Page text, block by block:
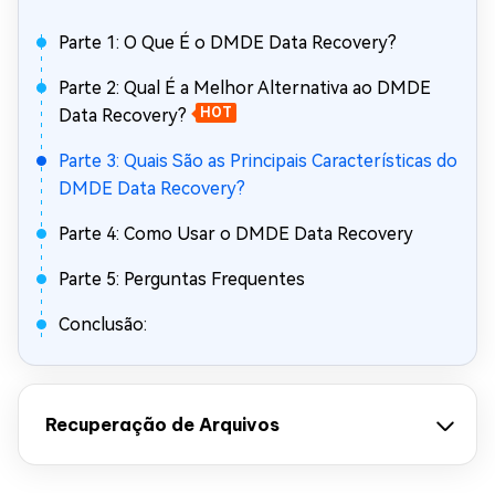
Parte 1: O Que É o DMDE Data Recovery?
Parte 2: Qual É a Melhor Alternativa ao DMDE
Data Recovery?
HOT
Parte 3: Quais São as Principais Características do
DMDE Data Recovery?
Parte 4: Como Usar o DMDE Data Recovery
Parte 5: Perguntas Frequentes
Conclusão:
Recuperação de Arquivos